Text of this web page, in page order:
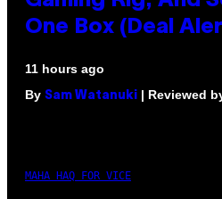
One Box (Deal
11 hours ago
By Sam Watanuki | Reviewed
MAHA HAQ FOR VICE